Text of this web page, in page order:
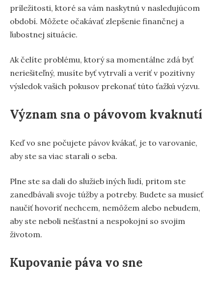
príležitosti, ktoré sa vám naskytnú v nasledujúcom
období. Môžete očakávať zlepšenie finančnej a
ľubostnej situácie.
Ak čelíte problému, ktorý sa momentálne zdá byť
neriešiteľný, musíte byť vytrvalí a veriť v pozitívny
výsledok vašich pokusov prekonať túto ťažkú výzvu.
Význam sna o pávovom kvaknutí
Keď vo sne počujete pávov kvákať, je to varovanie,
aby ste sa viac starali o seba.
Plne ste sa dali do služieb iných ľudí, pritom ste
zanedbávali svoje túžby a potreby. Budete sa musieť
naučiť hovoriť nechcem, nemôžem alebo nebudem,
aby ste neboli nešťastní a nespokojní so svojim
životom.
Kupovanie páva vo sne